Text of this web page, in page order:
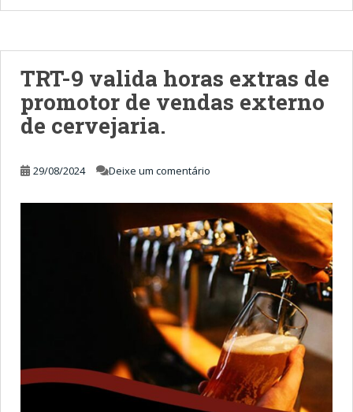
TRT-9 valida horas extras de
promotor de vendas externo
de cervejaria.
29/08/2024 Deixe um comentário